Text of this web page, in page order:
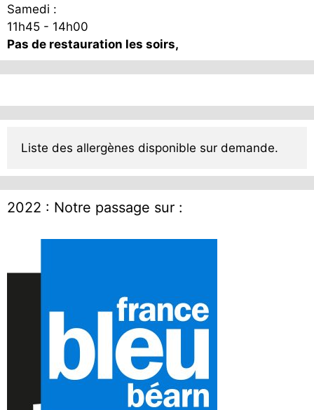
Samedi :
11h45 - 14h00
Pas de restauration les soirs,
Liste des allergènes disponible sur demande.
2022 : Notre passage sur :